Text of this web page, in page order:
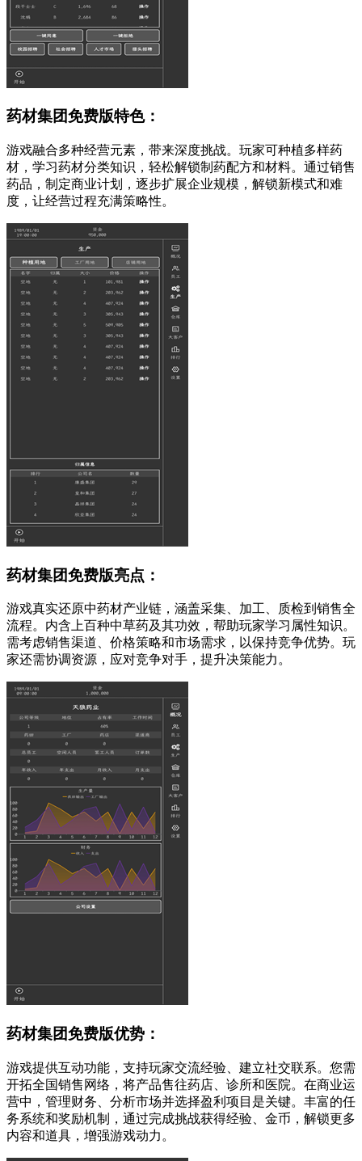
药材集团免费版特色：
游戏融合多种经营元素，带来深度挑战。玩家可种植多样药
材，学习药材分类知识，轻松解锁制药配方和材料。通过销售
药品，制定商业计划，逐步扩展企业规模，解锁新模式和难
度，让经营过程充满策略性。
药材集团免费版亮点：
游戏真实还原中药材产业链，涵盖采集、加工、质检到销售全
流程。内含上百种中草药及其功效，帮助玩家学习属性知识。
需考虑销售渠道、价格策略和市场需求，以保持竞争优势。玩
家还需协调资源，应对竞争对手，提升决策能力。
药材集团免费版优势：
游戏提供互动功能，支持玩家交流经验、建立社交联系。您需
开拓全国销售网络，将产品售往药店、诊所和医院。在商业运
营中，管理财务、分析市场并选择盈利项目是关键。丰富的任
务系统和奖励机制，通过完成挑战获得经验、金币，解锁更多
内容和道具，增强游戏动力。